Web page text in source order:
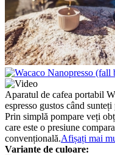
Aparatul de cafea portabil
espresso gustos când
Prin simplă pompare veți
care este o presiune
convențională.Afișați mai
Variante de culoare: